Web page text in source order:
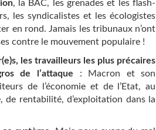
, la BAC, les grenades et les flash-
les syndicalistes et les écologistes
en rond. Jamais les tribunaux n’ont
contre le mouvement populaire !
les travailleurs les plus précaires
de l’attaque : Macron et son
de l’économie et de l’Etat, au
rentabilité, d’exploitation dans la